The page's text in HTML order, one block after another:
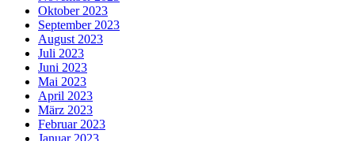
Oktober 2023
September 2023
August 2023
Juli 2023
Juni 2023
Mai 2023
April 2023
März 2023
Februar 2023
Januar 2023